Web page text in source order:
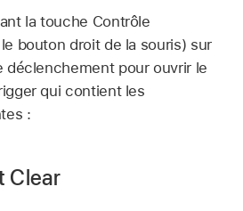
la touche Contrôle
bouton droit de la souris) sur
déclenchement pour ouvrir le
qui contient les
:
Clear